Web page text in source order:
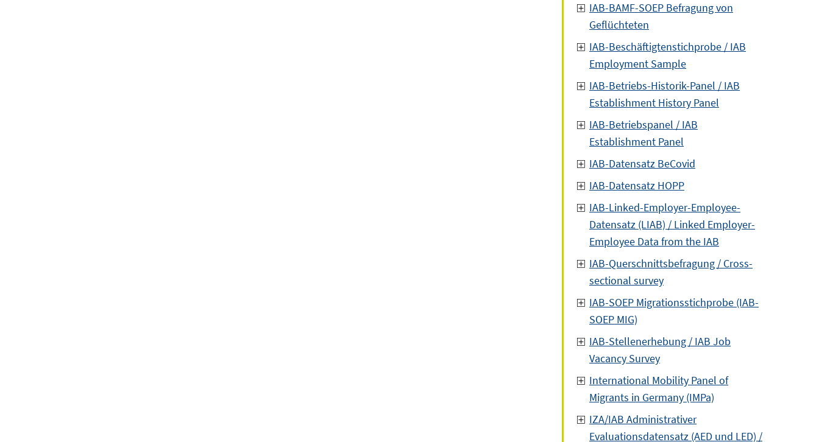
IAB-BAMF-SOEP Befragung von
Geflüchteten
IAB-Beschäftigtenstichprobe / IAB
Employment Sample
IAB-Betriebs-Historik-Panel / IAB
Establishment History Panel
IAB-Betriebspanel / IAB
Establishment Panel
IAB-Datensatz BeCovid
IAB-Datensatz HOPP
IAB-Linked-Employer-Employee-
Datensatz (LIAB) / Linked Employer-
Employee Data from the IAB
IAB-Querschnittsbefragung / Cross-
sectional survey
IAB-SOEP Migrationsstichprobe (IAB-
SOEP MIG)
IAB-Stellenerhebung / IAB Job
Vacancy Survey
International Mobility Panel of
Migrants in Germany (IMPa)
IZA/IAB Administrativer
Evaluationsdatensatz (AED und LED) /